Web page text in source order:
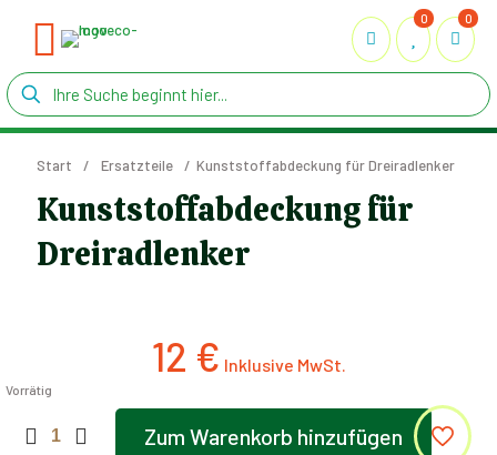
0 0
Start / Ersatzteile / Kunststoffabdeckung für Dreiradlenker
Kunststoffabdeckung für
Dreiradlenker
12 €
Vorrätig
Kunststoffabdeckung
Zum Warenkorb hinzufügen